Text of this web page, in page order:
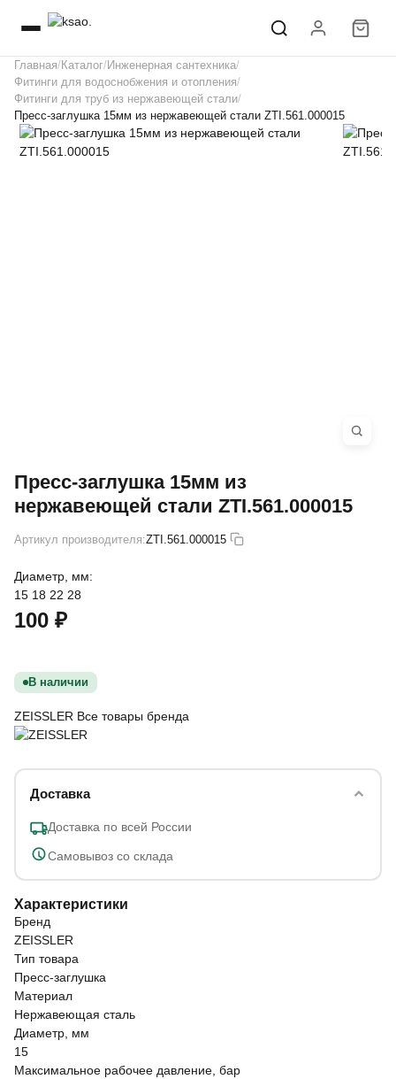
Главная Каталог Инженерная сантехника
Фитинги для водоснобжения и отопления
Фитинги для труб из нержавеющей стали
Пресс-заглушка 15мм из нержавеющей стали ZTI.561.000015
Пресс-заглушка 15мм из
нержавеющей стали ZTI.561.000015
Артикул производителя:ZTI.561.000015
Диаметр, мм:
15 18 22 28
100 ₽
В наличии
ZEISSLER Все товары бренда
Доставка
Доставка по всей России
Самовывоз со склада
Характеристики
Бренд
ZEISSLER
Тип товара
Пресс-заглушка
Материал
Нержавеющая сталь
Диаметр, мм
15
Максимальное рабочее давление, бар